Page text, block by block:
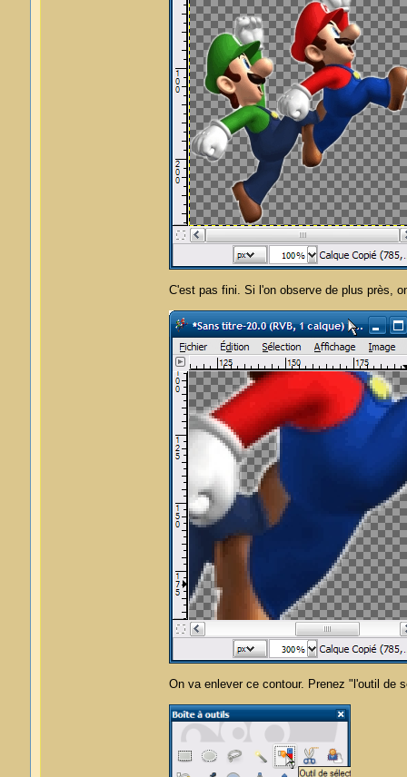
C'est pas fini. Si l'on observe de plus près,
On va enlever ce contour. Prenez "l'outil de